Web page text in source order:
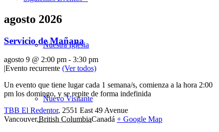
Nuestra Iglesia
Nuevo Visitante
agosto 2026
Servicio de Mañana
agosto 9 @ 2:00 pm - 3:30 pm
|Evento recurrente (Ver todos)
Un evento que tiene lugar cada 1 semana/s, comienza a la hora 2:00
pm los domingo, y se repite de forma indefinida
TBB El Redentor, 2551 East 49 Avenue
Vancouver,British ColumbiaCanadá + Google Map